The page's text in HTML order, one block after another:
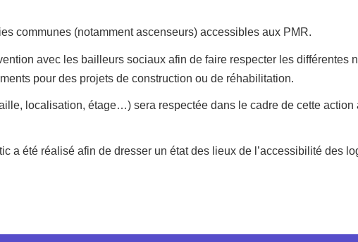
communes (notamment ascenseurs) accessibles aux PMR.
avec les bailleurs sociaux afin de faire respecter les différentes
pour des projets de construction ou de réhabilitation.
localisation, étage…) sera respectée dans le cadre de cette action
a été réalisé afin de dresser un état des lieux de l’accessibilité des